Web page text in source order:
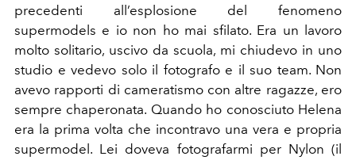
precedenti all’esplosione del fenomeno
supermodels e io non ho mai sfilato. Era un lavoro
molto solitario, uscivo da scuola, mi chiudevo in uno
studio e vedevo solo il fotografo e il suo team. Non
avevo rapporti di cameratismo con altre ragazze, ero
sempre chaperonata. Quando ho conosciuto Helena
era la prima volta che incontravo una vera e propria
supermodel. Lei doveva fotografarmi per Nylon (il